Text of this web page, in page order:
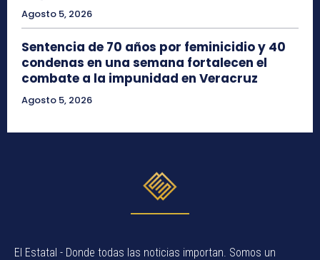
Agosto 5, 2026
Sentencia de 70 años por feminicidio y 40
condenas en una semana fortalecen el
combate a la impunidad en Veracruz
Agosto 5, 2026
El Estatal - Donde todas las noticias importan. Somos un